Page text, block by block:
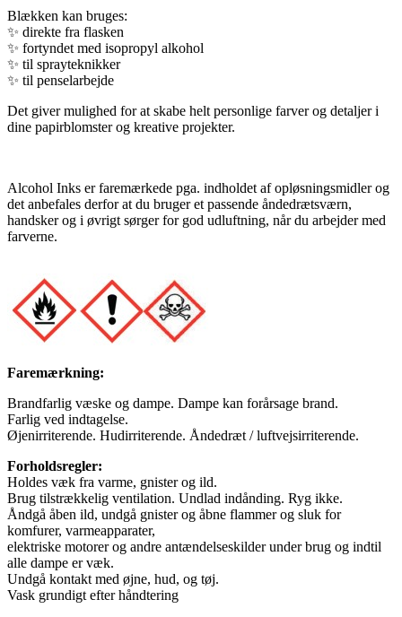
Blækken kan bruges:
✨ direkte fra flasken
✨ fortyndet med isopropyl alkohol
✨ til sprayteknikker
✨ til penselarbejde
Det giver mulighed for at skabe helt personlige farver og detaljer i
dine papirblomster og kreative projekter.
Alcohol Inks er faremærkede pga. indholdet af opløsningsmidler og
det anbefales derfor at du bruger et passende åndedrætsværn,
handsker og i øvrigt sørger for god udluftning, når du arbejder med
farverne.
Faremærkning:
Brandfarlig væske og dampe. Dampe kan forårsage brand.
Farlig ved indtagelse.
Øjenirriterende. Hudirriterende. Åndedræt / luftvejsirriterende.
Forholdsregler:
Holdes væk fra varme, gnister og ild.
Brug tilstrækkelig ventilation. Undlad indånding. Ryg ikke.
Åndgå åben ild, undgå gnister og åbne flammer og sluk for
komfurer, varmeapparater,
elektriske motorer og andre antændelseskilder under brug og indtil
alle dampe er væk.
Undgå kontakt med øjne, hud, og tøj.
Vask grundigt efter håndtering